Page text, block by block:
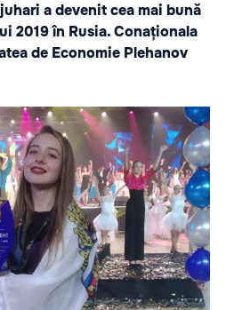
a devenit cea mai bună
2019 în Rusia. Conaționala
de Economie Plehanov